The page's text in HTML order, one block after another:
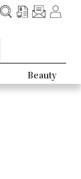
Beauty